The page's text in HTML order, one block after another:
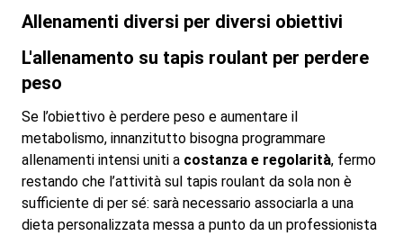
Allenamenti diversi per diversi obiettivi
L'allenamento su tapis roulant per perdere
peso
Se l’obiettivo è perdere peso e aumentare il
metabolismo, innanzitutto bisogna programmare
allenamenti intensi uniti a costanza e regolarità, fermo
restando che l’attività sul tapis roulant da sola non è
sufficiente di per sé: sarà necessario associarla a una
dieta personalizzata messa a punto da un professionista